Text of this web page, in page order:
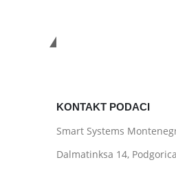
KONTAKT PODACI
Smart Systems
Dalmatinksa 14,